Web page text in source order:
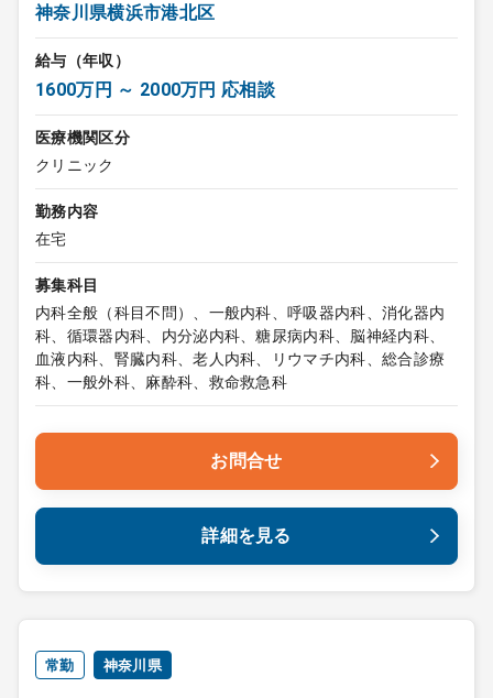
神奈川県横浜市港北区
給与（年収）
1600万円 ～ 2000万円 応相談
医療機関区分
クリニック
勤務内容
在宅
募集科目
内科全般（科目不問）、一般内科、呼吸器内科、消化器内
科、循環器内科、内分泌内科、糖尿病内科、脳神経内科、
血液内科、腎臓内科、老人内科、リウマチ内科、総合診療
科、一般外科、麻酔科、救命救急科
お問合せ
詳細を見る
常勤 神奈川県